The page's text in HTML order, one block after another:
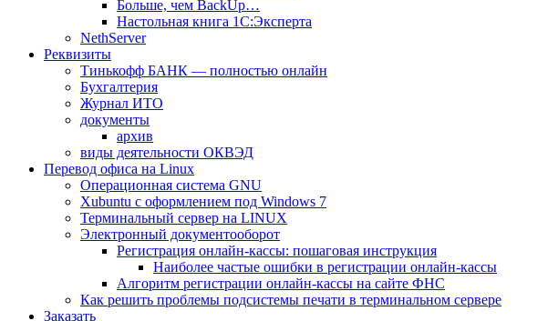
Больше, чем BackUp…
Настольная книга 1С:Эксперта
NethServer
Реквизиты
Тинькофф БАНК — полностью онлайн
Бухгалтерия
Журнал ИТО
документы
архив
виды деятельности ОКВЭД
Перевод офиса на Linux
Операционная система GNU
Xubuntu с оформлением под Windows 7
Терминальный сервер на LINUX
Электронный документооборот
Регистрация онлайн-кассы: пошаговая инструкция
Наиболее частые ошибки в регистрации онлайн-кассы
Алгоритм регистрации онлайн-кассы на сайте ФНС
Как решить проблемы подсистемы печати в терминальном сервере
Заказать